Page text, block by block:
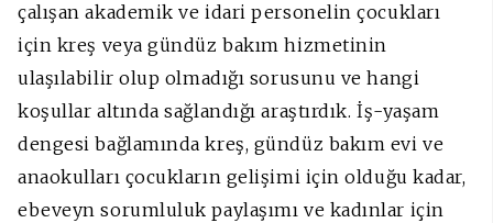
çalışan akademik ve idari personelin çocukları
için kreş veya gündüz bakım hizmetinin
ulaşılabilir olup olmadığı sorusunu ve hangi
koşullar altında sağlandığı araştırdık. İş-yaşam
dengesi bağlamında kreş, gündüz bakım evi ve
anaokulları çocukların gelişimi için olduğu kadar,
ebeveyn sorumluluk paylaşımı ve kadınlar için